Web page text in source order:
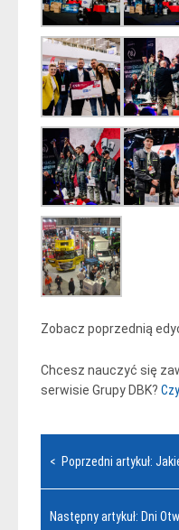
Zobacz poprzednią
Chcesz nauczyć się
serwisie Grupy DBK?
Nawigacja
< Poprzedni artykuł:
Następny artykuł: Dni